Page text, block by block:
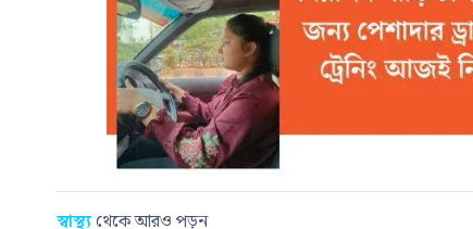
স্বাস্থ্যথেকে আরও পড়ুন